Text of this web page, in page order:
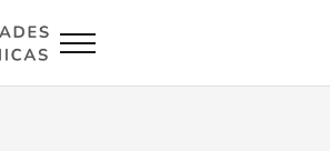
IAE CNAE
Menu